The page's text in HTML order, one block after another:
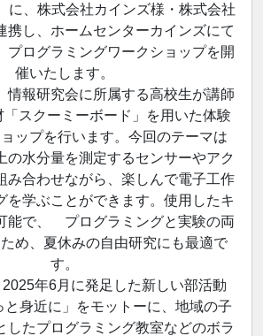
、株式会社カインズ様・株式会社
携し、ホームセンターカインズにて
ログラミングワークショップを開
催いたします。
情報研究会に所属する高校生が講師
「スクーミーボード」を用いた体験
プを行います。今回のテーマは
の水分量を測定するセンサーやアク
み合わせながら、楽しんで電子工作
を学ぶことができます。使用したキ
能で、 プログラミングと実験の両
め、夏休みの自由研究にも最適で
す。
年6月に発足した新しい部活動
と身近に」をモットーに、地域の子
したプログラミング教室などのボラ